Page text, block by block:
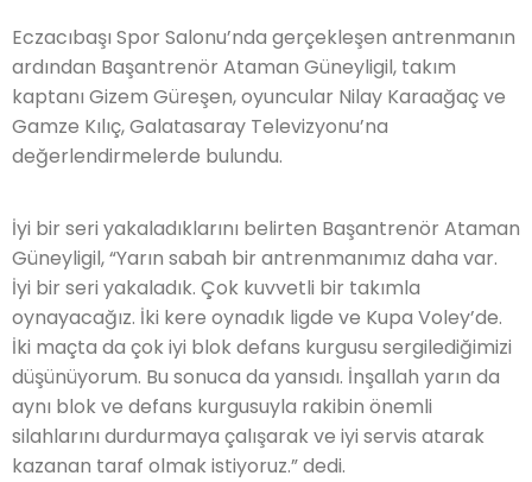
Eczacıbaşı Spor Salonu’nda gerçekleşen antrenmanın
ardından Başantrenör Ataman Güneyligil, takım
kaptanı Gizem Güreşen, oyuncular Nilay Karaağaç ve
Gamze Kılıç, Galatasaray Televizyonu’na
değerlendirmelerde bulundu.
İyi bir seri yakaladıklarını belirten Başantrenör Ataman
Güneyligil, “Yarın sabah bir antrenmanımız daha var.
İyi bir seri yakaladık. Çok kuvvetli bir takımla
oynayacağız. İki kere oynadık ligde ve Kupa Voley’de.
İki maçta da çok iyi blok defans kurgusu sergilediğimizi
düşünüyorum. Bu sonuca da yansıdı. İnşallah yarın da
aynı blok ve defans kurgusuyla rakibin önemli
silahlarını durdurmaya çalışarak ve iyi servis atarak
kazanan taraf olmak istiyoruz.” dedi.